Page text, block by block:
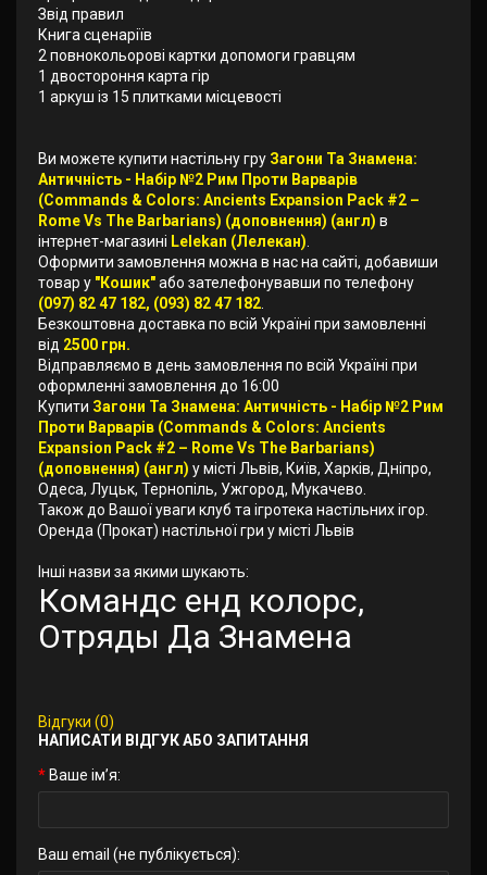
Звід правил
Книга сценаріїв
2 повнокольорові картки допомоги гравцям
1 двостороння карта гір
1 аркуш із 15 плитками місцевості
Ви можете купити настільну гру Загони Та Знамена:
Античність - Набір №2 Рим Проти Варварів
(Commands & Colors: Ancients Expansion Pack #2 –
Rome Vs The Barbarians) (доповнення) (англ) в
інтернет-магазині Lelekan (Лелекан)
Оформити замовлення можна в нас на сайті, добавиши
товар у "Кошик"або зателефонувавши по телефону
(097) 82 47 182, (093) 82 47 182
Безкоштовна доставка по всій Україні при замовленні
від 2500 грн.
Відправляємо в день замовлення по всій Україні при
оформленні замовлення до 16:00
Купити Загони Та Знамена: Античність - Набір №2 Рим
Проти Варварів (Commands & Colors: Ancients
Expansion Pack #2 – Rome Vs The Barbarians)
(доповнення) (англ) у місті Львів, Київ, Харків, Дніпро,
Одеса, Луцьк, Тернопіль, Ужгород, Мукачево.
Також до Вашої уваги клуб та ігротека настільних ігор.
Оренда (Прокат) настільної гри у місті Львів
Інші назви за якими шукають:
Командс енд колорс,
Отряды Да Знамена
Відгуки (0)
НАПИСАТИ ВІДГУК АБО ЗАПИТАННЯ
Ваше ім’я:
Ваш email (не публікується):